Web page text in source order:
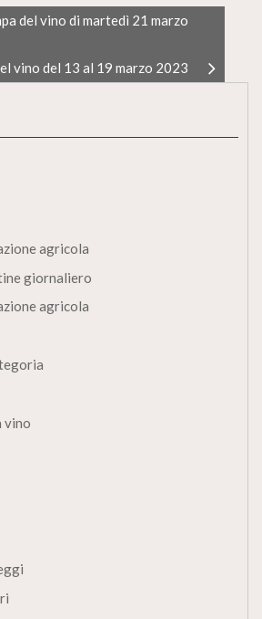
del vino di martedì 21 marzo
vino del 13 al 19 marzo 2023
agricola
giornaliero
agricola
vino